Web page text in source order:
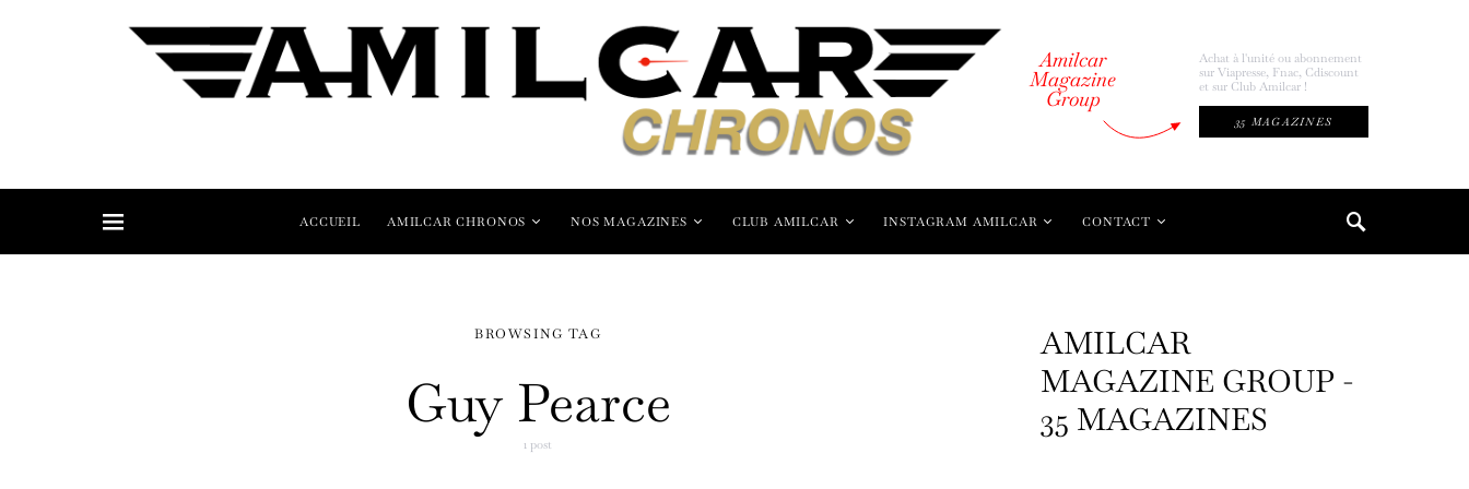
Amilcar
Magazine
Group
Achat à l'unité ou abonnement
sur Viapresse, Fnac, Cdiscount
et sur Club Amilcar !
35 MAGAZINES
ACCUEIL AMILCAR CHRONOS NOS MAGAZINES CLUB AMILCAR INSTAGRAM AMILCAR CONTACT
BROWSING TAG
Guy Pearce
1 post
AMILCAR
MAGAZINE GROUP -
35 MAGAZINES